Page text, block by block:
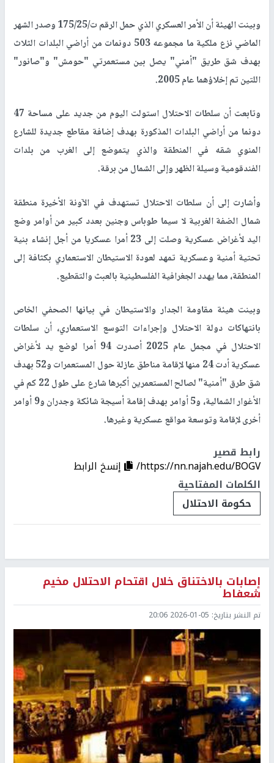
وبينت الهيئة أن الأمر العسكري الذي حمل الرقم ت/175/25 وصدر الشهر
الماضي نزع ملكية ما مجموعه 503 دونمات من أراضي البلدات الثلاث
بهدف شق طريق "أمني" يصل بين مستعمرتي "حومش" و"صانور"
اللتين تم إخلاؤهما عام 2005.
وتابعت أن سلطات الاحتلال استولت اليوم من جديد على مساحة 47
دونما من أراضي البلدات المذكورة بهدف إضافة مقاطع جديدة للشارع
المنوي شقه في المنطقة والذي يتموضع إلى الغرب من بلدات
الفندقومية وسيلة الظهر وإلى الشمال من برقة.
وأشارت إلى أن سلطات الاحتلال تستهدف في الآونة الأخيرة منطقة
شمال الضفة الغربية لا سيما طوباس وجنين بعدد كبير من أوامر وضع
اليد لأغراض عسكرية وصلت إلى 23 أمرا عسكريا من أجل إنشاء بنية
تحتية أمنية وعسكرية تمهد لعودة الاستيطان الاستعماري بكثافة إلى
المنطقة، مما يهدد الجغرافية الفلسطينية بالعبث والتقطيع.
وبينت هيئة مقاومة الجدار والاستيطان في بيانها الصحفي الخاص
بانتهاكات دولة الاحتلال وإجراءات التوسع الاستعماري، أن سلطات
الاحتلال في مجمل عام 2025 أصدرت 94 أمرا لوضع يد لأغراض
عسكرية أدت 24 منها لإقامة مناطق عازلة حول المستعمرات و52 بهدف
شق طرق "أمنية" لصالح المستعمرين أكبرها شارع على طول 22 كم في
الأغوار الشمالية، و5 أوامر بهدف إقامة أسيجة شائكة وجدران و9 أوامر
أخرى لإقامة وتوسعة مواقع عسكرية وغيرها.
رابط قصير
https://nn.najah.edu/BOGV/
إنسخ الرابط
الكلمات المفتاحية
حكومة الاحتلال
إصابات بالاختناق خلال اقتحام الاحتلال مخيم
شعفاط
تم النشر بتاريخ: 2026-01-05 20:06